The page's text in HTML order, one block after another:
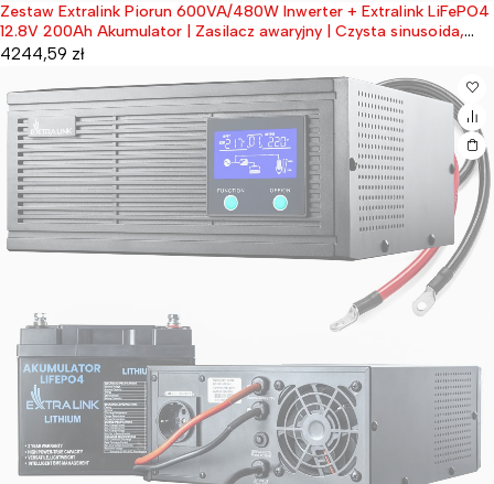
Wyprzedane
Zestaw Extralink Piorun 600VA/480W Inwerter + Extralink LiFePO4
12.8V 200Ah Akumulator | Zasilacz awaryjny | Czysta sinusoida,
napięcie akumulatora 12.8VDC + bezobsługowy
4244,59 zł